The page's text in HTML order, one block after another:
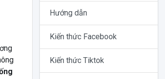
Hướng dẫn
Kiến thức Facebook
Kiến thức Tiktok